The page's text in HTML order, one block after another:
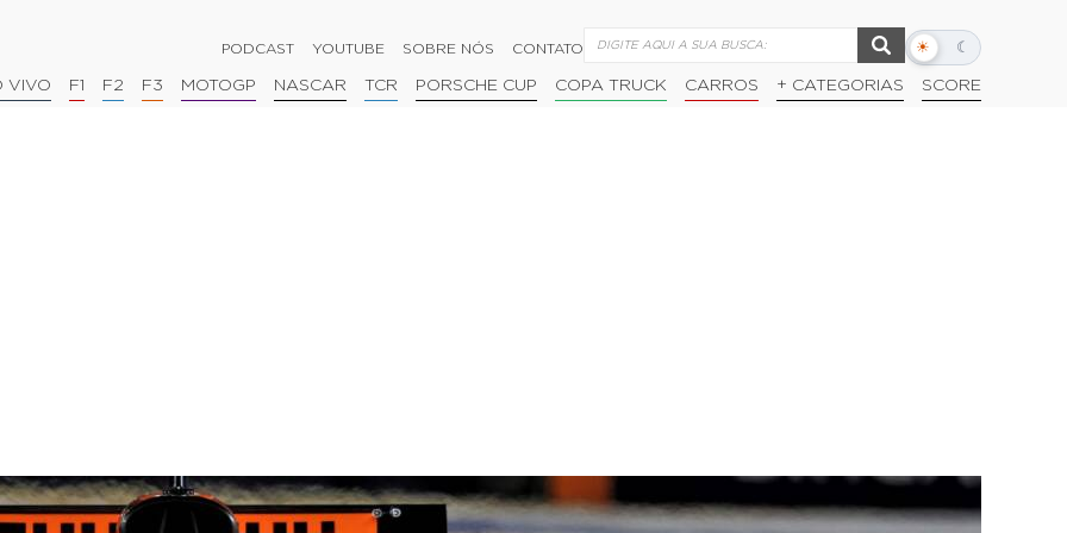
PODCAST YOUTUBE SOBRE NÓS CONTATO ☀ ☾
Alternar
escuro
VIVO F1 F2 F3 MOTOGP NASCAR TCR PORSCHE CUP COPA TRUCK CARROS + CATEGORIAS SCORE